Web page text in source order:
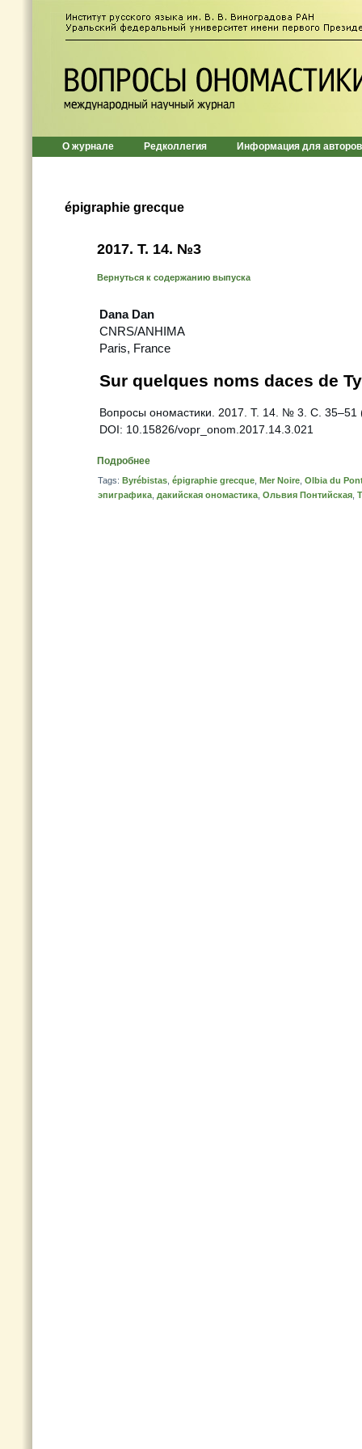
О журнале Редколлегия Информация для авторов
épigraphie grecque
2017. T. 14. №3
Вернуться к содержанию выпуска
Dana Dan
CNRS/ANHIMA
Paris, France
Sur quelques noms daces de
Вопросы ономастики. 2017. Т. 14. № 3. С. 35–51
DOI: 10.15826/vopr_onom.2017.14.3.021
Подробнее
Tags: Byrébistas épigraphie grecque Mer Noire Olbia du
эпиграфика дакийская ономастика Ольвия Понтийская